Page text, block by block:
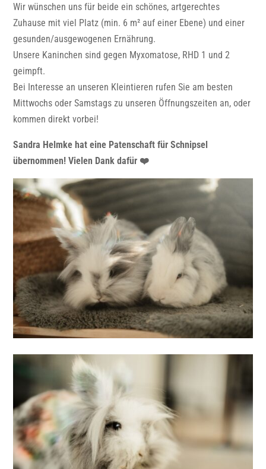
Wir wünschen uns für beide ein schönes, artgerechtes
Zuhause mit viel Platz (min. 6 m² auf einer Ebene) und einer
gesunden/ausgewogenen Ernährung.
Unsere Kaninchen sind gegen Myxomatose, RHD 1 und 2
geimpft.
Bei Interesse an unseren Kleintieren rufen Sie am besten
Mittwochs oder Samstags zu unseren Öffnungszeiten an, oder
kommen direkt vorbei!
Sandra Helmke hat eine Patenschaft für Schnipsel
übernommen! Vielen Dank dafür ❤️